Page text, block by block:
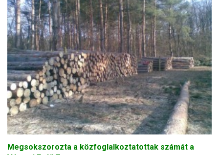
Megsokszorozta a közfoglalkoztatottak számát a